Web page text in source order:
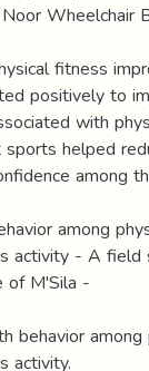
Wheelchair
fitness
positively to
with
helped
among
among
activity - A
of M'Sila -
behavior
activity.